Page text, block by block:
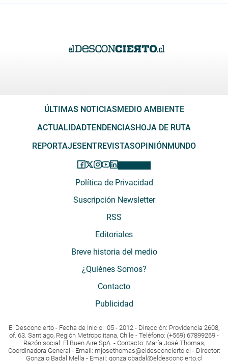
ÚLTIMAS NOTICIASMEDIO AMBIENTE
ACTUALIDADTENDENCIASHOJA DE RUTA
REPORTAJESENTREVISTASOPINIÓNMUNDO
Política de Privacidad
Suscripción Newsletter
RSS
Editoriales
Breve historia del medio
¿Quiénes Somos?
Contacto
Publicidad
El Desconcierto - Fecha de Inicio: 05 - 2012 - Dirección: Providencia 2608,
of. 63. Santiago, Región Metropolitana, Chile - Teléfono: (+569) 67899269 -
Razón social: El Buen Aire SpA. - Contacto: María José Thomas,
Coordinadora General - Email: mjosethomas@eldesconcierto.cl - Director:
Gonzalo Badal Mella - Email: gonzalobadal@eldesconcierto.cl